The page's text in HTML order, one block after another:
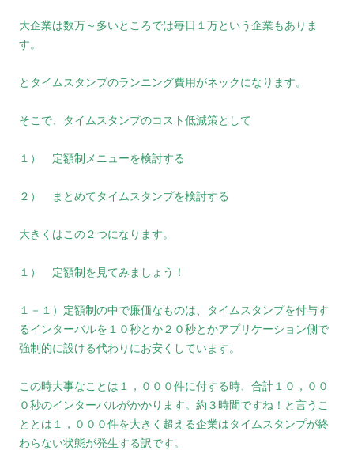
大企業は数万～多いところでは毎日１万という企業もありま
す。
とタイムスタンプのランニング費用がネックになります。
そこで、タイムスタンプのコスト低減策として
１） 定額制メニューを検討する
２） まとめてタイムスタンプを検討する
大きくはこの２つになります。
１） 定額制を見てみましょう！
１－１）定額制の中で廉価なものは、タイムスタンプを付与す
るインターバルを１０秒とか２０秒とかアプリケーション側で
強制的に設ける代わりにお安くしています。
この時大事なことは１，０００件に付する時、合計１０，００
０秒のインターバルがかかります。約３時間ですね！と言うこ
ととは１，０００件を大きく超える企業はタイムスタンプが終
わらない状態が発生する訳です。